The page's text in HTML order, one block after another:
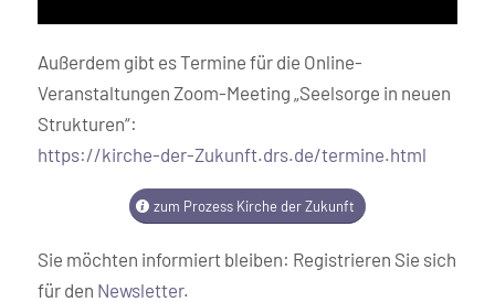
Außerdem gibt es Termine für die Online-
Veranstaltungen Zoom-Meeting „Seelsorge in neuen
Strukturen“:
https://kirche-der-Zukunft.drs.de/termine.html
zum Prozess Kirche der Zukunft
Sie möchten informiert bleiben: Registrieren Sie sich
für den Newsletter.